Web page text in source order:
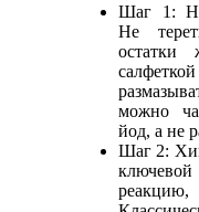
Шаг 1:
Не
остатки
можно
йод, а не
Шаг 2: